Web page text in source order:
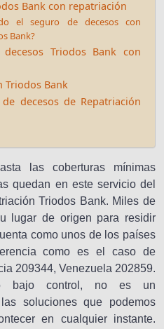
Bank con repatriación
el seguro de decesos con
Bank?
Triodos Bank con
Triodos Bank
decesos de Repatriación
las coberturas mínimas
quedan en este servicio del
Triodos Bank. Miles de
lugar de origen para residir
como unos de los países
como es el caso de
209344, Venezuela 202859.
bajo control, no es un
soluciones que podemos
en cualquier instante.